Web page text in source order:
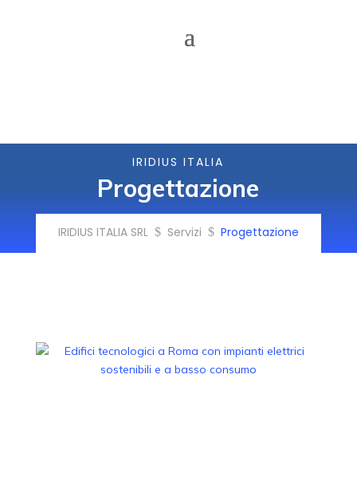
IRIDIUS ITALIA
Progettazione
IRIDIUS ITALIA SRL $ Servizi $ Progettazione